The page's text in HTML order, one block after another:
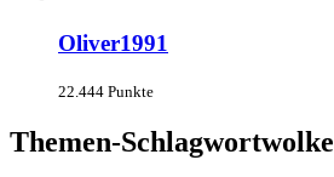
Oliver1991
22.444 Punkte
Themen-Schlagwortwolke